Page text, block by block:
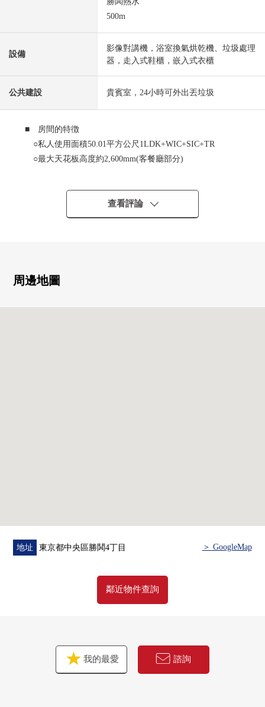
500m
設備
影像對講機，浴室換氣烘乾機、垃圾處理
器，走入式鞋櫃，嵌入式衣櫃
公共建設 貴賓室，24小時可外出丟垃圾
■ 房間的特徴
○私人使用面積50.01平方公尺1LDK+WIC+SIC+TR
○最大天花板高度約2,600mm(客餐廳部分)
○1317尺寸的智能浴缸(浴室烘乾機有)
＊另外的1.40平方公尺的貯藏室(無償)
＊毛巾收納處
○禮賓服務
○內走廊設計
○免費的份額周期
○各層垃圾堆放處(利用可24小時)
・24小時無償運動健身房
・休息室派對房
・電影院房其他
查看評論
周邊地圖
地址 東京都中央區勝鬨4丁目 ＞ GoogleMap
鄰近物件查詢
我的最愛 諮詢